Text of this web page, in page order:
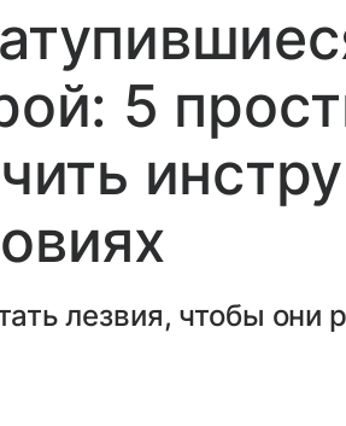
5
лезвия, чтобы они